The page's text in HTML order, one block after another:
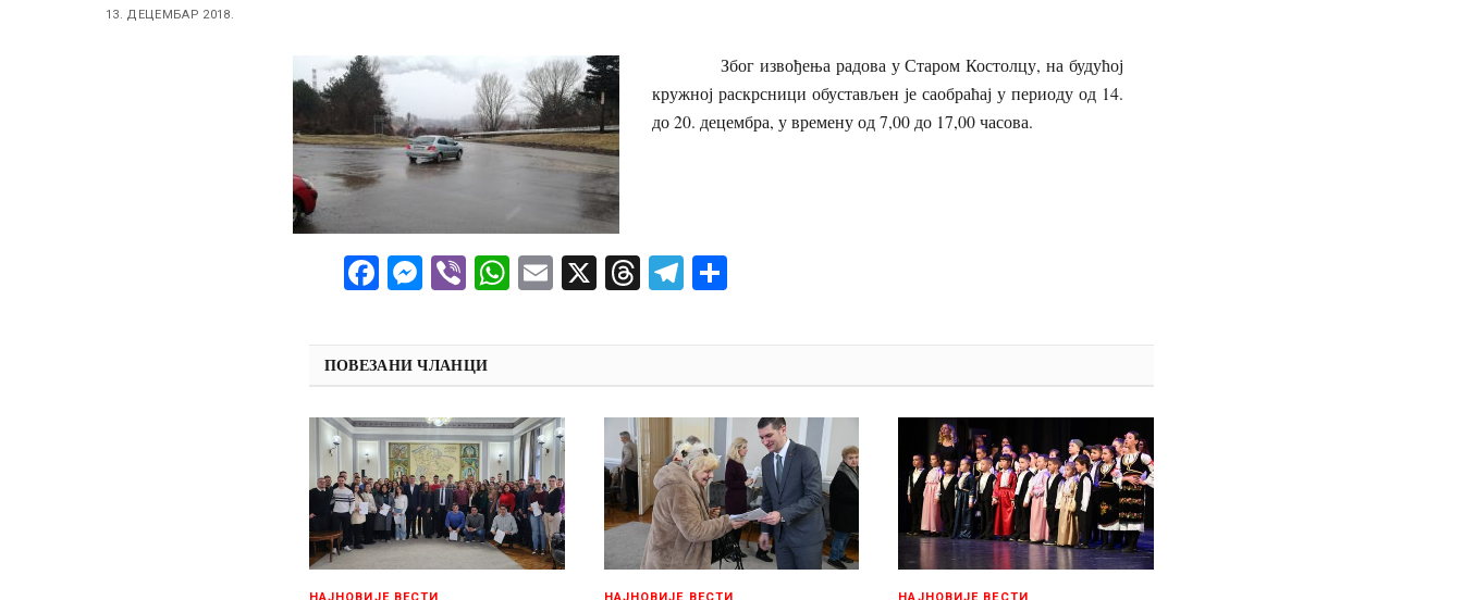
13. ДЕЦЕМБАР 2018.
Због извођења радова у Старом Костолцу, на будућој
кружној раскрсници обустављен је саобраћај у периоду од 14.
до 20. децембра, у времену од 7,00 до 17,00 часова.
Facebook
Messenger
ViberWhatsApp
Email
X ThreadsTelegram
ПОВЕЗАНИ ЧЛАНЦИ